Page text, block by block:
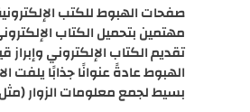
صفحات الهبوط للكتب
مهتمين بتحميل الكتاب
تقديم الكتاب الإلكتروني
الهبوط عادةً عنوانًا جذابًا
بسيط لجمع معلومات الزوار (مثل